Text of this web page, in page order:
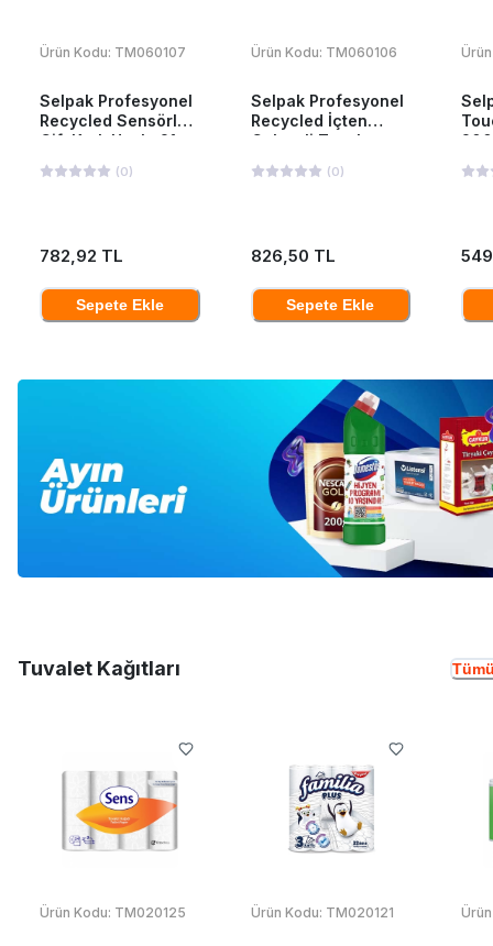
Ürün Kodu: TM060107
Selpak Profesyonel
Recycled Sensörlü
Çift Katlı Havlu 21
(0)
782,92 TL
Sepete Ekle
Ürün Kodu: TM060106
Selpak Profesyonel
Recycled İçten
Çekmeli Tuvalet
(0)
826,50 TL
Sepete Ekle
Tuvalet Kağıtları
Ürün Kodu: TM020125 Ürün Kodu: TM020121